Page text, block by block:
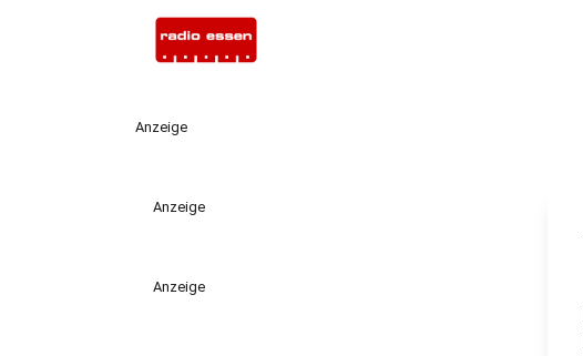
Anzeige
Anzeige
Anzeige